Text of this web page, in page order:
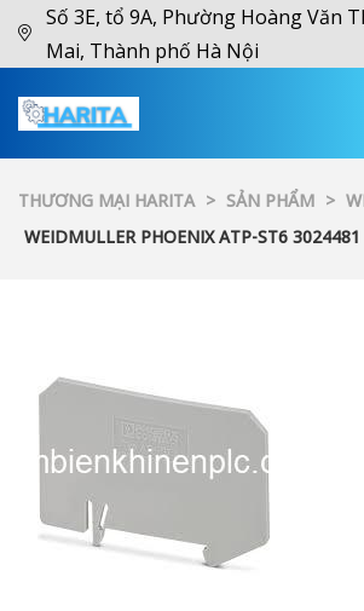
Số 3E, tổ 9A, Phường Hoàng Văn
Mai, Thành phố Hà Nội
THƯƠNG MẠI HARITA > SẢN PHẨM >
WEIDMULLER PHOENIX ATP-ST6 3024481